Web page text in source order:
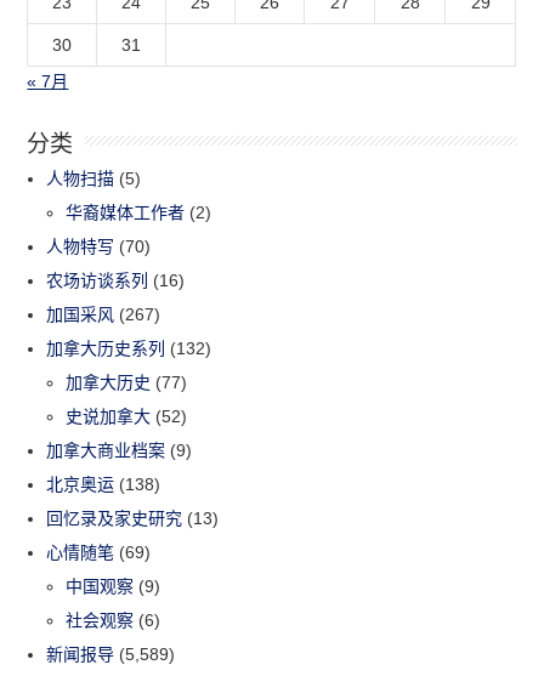
30
31
« 7月
分类
人物扫描 (5)
华裔媒体工作者 (2)
人物特写 (70)
农场访谈系列 (16)
加国采风 (267)
加拿大历史系列 (132)
加拿大历史 (77)
史说加拿大 (52)
加拿大商业档案 (9)
北京奥运 (138)
回忆录及家史研究 (13)
心情随笔 (69)
中国观察 (9)
社会观察 (6)
新闻报导 (5,589)